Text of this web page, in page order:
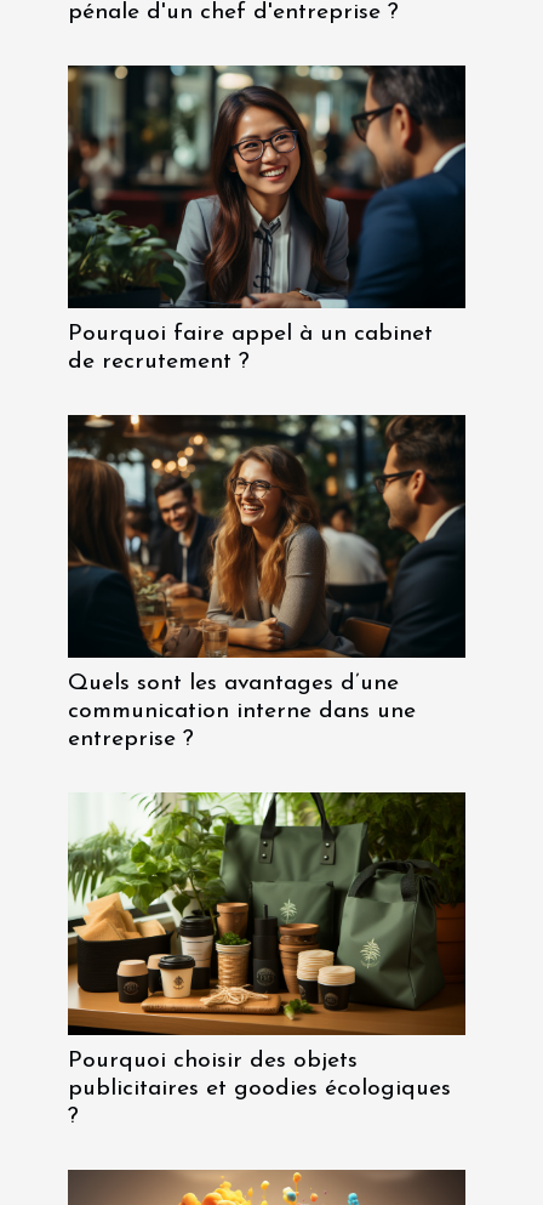
pénale d'un chef d'entreprise ?
Pourquoi faire appel à un cabinet
de recrutement ?
Quels sont les avantages d’une
communication interne dans une
entreprise ?
Pourquoi choisir des objets
publicitaires et goodies écologiques
?